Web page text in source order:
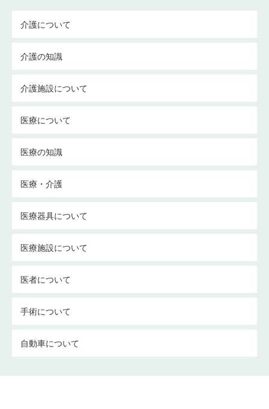
介護について
介護の知識
介護施設について
医療について
医療の知識
医療・介護
医療器具について
医療施設について
医者について
手術について
自動車について